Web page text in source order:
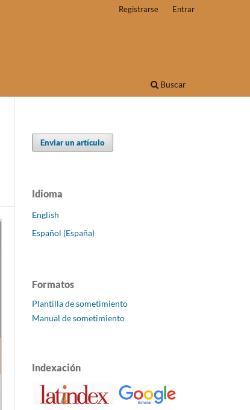
Buscar
Registrarse Entrar
Enviar un artículo
Idioma
English
Español (España)
Formatos
Plantilla de sometimiento
Manual de sometimiento
Indexación